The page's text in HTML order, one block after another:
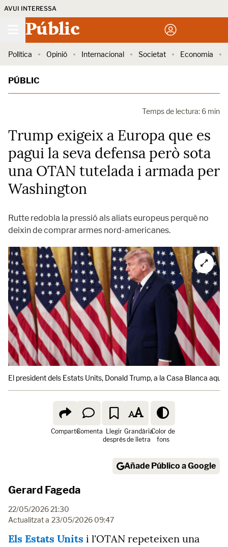
AVUI INTERESSA
Públic
Política Opinió Internacional Societat Economia
PÚBLIC
Temps de lectura: 6 min
Trump exigeix a Europa que es
pagui la seva defensa però sota
una OTAN tutelada i armada per
Washington
Rutte redobla la pressió als aliats europeus perquè no
deixin de comprar armes nord-americanes.
El president dels Estats Units, Donald Trump, a la Casa Blanca
ComparteComenta Llegir
després
Grandària
de lletra
Color de
fons
Añade Público a Google
Gerard Fageda
22/05/2026 21:30
Actualitzat a 23/05/2026 09:47
Els Estats Units i l'OTAN repeteixen una